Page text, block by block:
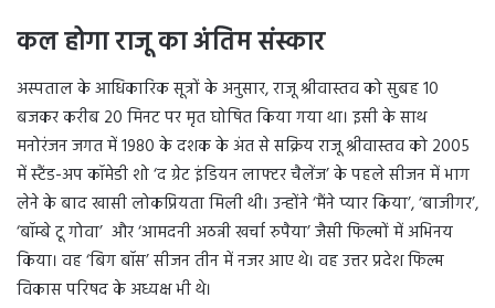
कल होगा राजू का अंतिम संस्कार
अस्पताल के आधिकारिक सूत्रों के अनुसार, राजू श्रीवास्तव को सुबह 10
बजकर करीब 20 मिनट पर मृत घोषित किया गया था। इसी के साथ
मनोरंजन जगत में 1980 के दशक के अंत से सक्रिय राजू श्रीवास्तव को 2005
में स्टैंड-अप कॉमेडी शो ‘द ग्रेट इंडियन लाफ्टर चैलेंज’ के पहले सीजन में भाग
लेने के बाद खासी लोकप्रियता मिली थी। उन्होंने ‘मैंने प्यार किया’, ‘बाजीगर’,
‘बॉम्बे टू गोवा’ और ‘आमदनी अठन्नी खर्चा रुपैया’ जैसी फिल्मों में अभिनय
किया। वह ‘बिग बॉस’ सीजन तीन में नजर आए थे। वह उत्तर प्रदेश फिल्म
विकास परिषद के अध्यक्ष भी थे।